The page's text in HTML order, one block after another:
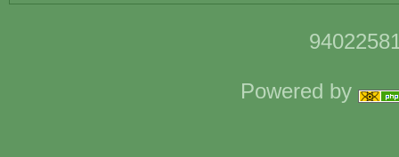
Powered by